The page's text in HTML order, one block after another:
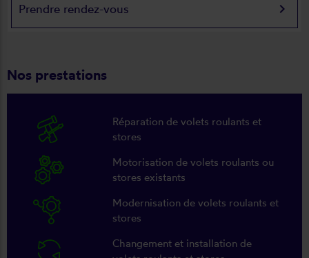
Prendre rendez-vous keyboard_arrow_right
Nos prestations
Réparation de volets roulants et
stores
Motorisation de volets roulants ou
stores existants
Modernisation de volets roulants et
stores
Changement et installation de